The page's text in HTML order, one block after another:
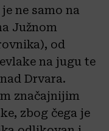
ne samo na
Južnom
od
na jugu te
Drvara.
značajnijim
zbog čega je